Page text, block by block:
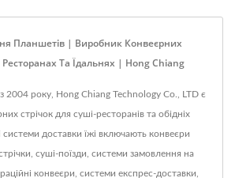
Планшетів | Виробник Конвеєрних
Та Їдальнях | Hong Chiang
2004 року, Hong Chiang Technology Co., LTD є
стрічок для суші-ресторанів та обідніх
системи доставки їжі включають конвеєри
суші-поїзди, системи замовлення на
конвеєри, системи експрес-доставки,